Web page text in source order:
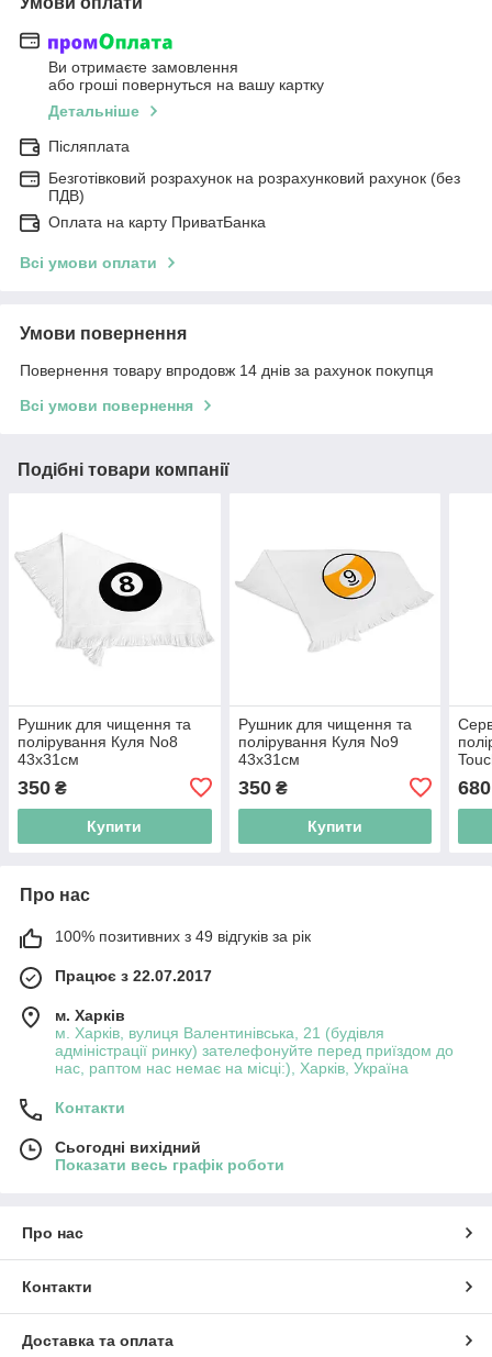
Ви отримаєте замовлення
або гроші повернуться на вашу картку
Детальніше
Післяплата
Безготівковий розрахунок на розрахунковий рахунок (без
ПДВ)
Оплата на карту ПриватБанка
Всі умови оплати
Умови повернення
Повернення товару впродовж 14 днів за рахунок покупця
Всі умови повернення
Подібні товари компанії
Рушник для чищення та
полірування Куля No8
43х31см
350 ₴
Купити
Рушник для чищення та
полірування Куля No9
43х31см
350₴
Купити
680
Про нас
100% позитивних з 49 відгуків за рік
Працює з 22.07.2017
м. Харків
м. Харків, вулиця Валентинівська, 21 (будівля
адміністрації ринку) зателефонуйте перед приїздом до
нас, раптом нас немає на місці:), Харків, Україна
Контакти
Сьогодні вихідний
Показати весь графік роботи
Про нас
Контакти
Доставка та оплата